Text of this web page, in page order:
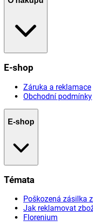
E-shop
Záruka a reklamace
Obchodní podmínky
E-shop
Témata
Poškozená zásilka
Jak reklamovat
Florenium